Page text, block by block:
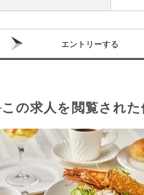
エントリーする
この求人を閲覧された